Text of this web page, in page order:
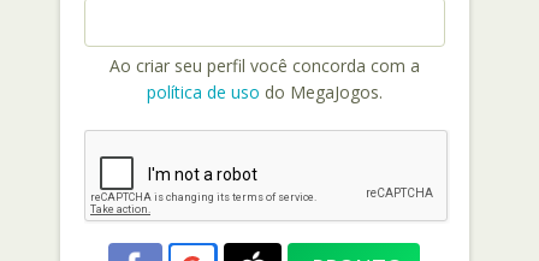
Ao criar seu perfil você concorda com a
política de uso do MegaJogos.